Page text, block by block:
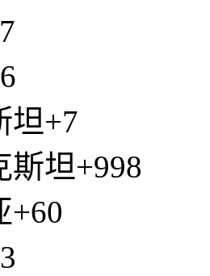
坦+7
斯坦+998
+60